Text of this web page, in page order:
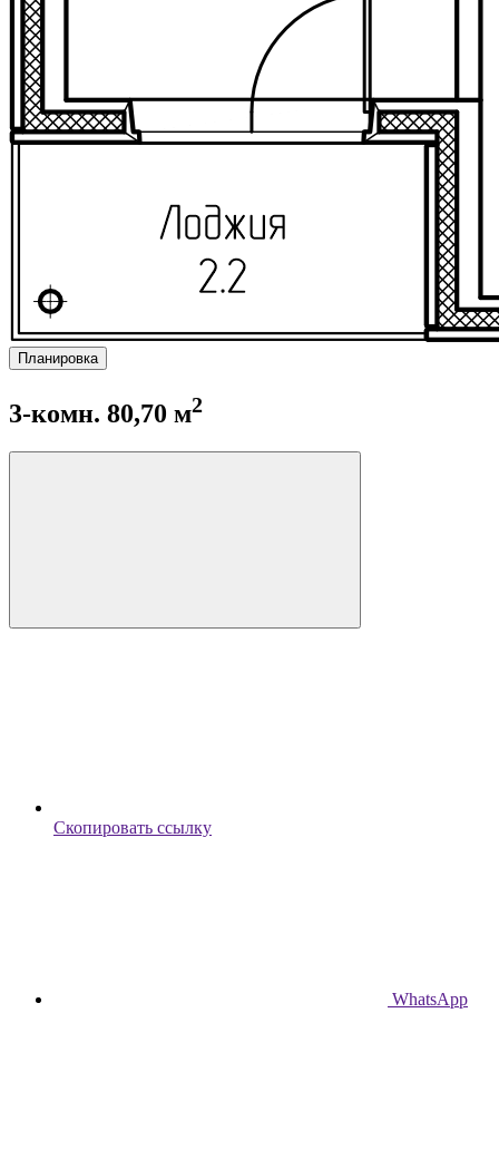
Планировка
3-комн. 80,70 м2
Скопировать ссылку
WhatsApp